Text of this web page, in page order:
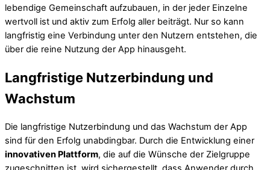
lebendige Gemeinschaft aufzubauen, in der jeder Einzelne
wertvoll ist und aktiv zum Erfolg aller beiträgt. Nur so kann
langfristig eine Verbindung unter den Nutzern entstehen, die
über die reine Nutzung der App hinausgeht.
Langfristige Nutzerbindung und
Wachstum
Die langfristige Nutzerbindung und das Wachstum der App
sind für den Erfolg unabdingbar. Durch die Entwicklung einer
innovativen Plattform, die auf die Wünsche der Zielgruppe